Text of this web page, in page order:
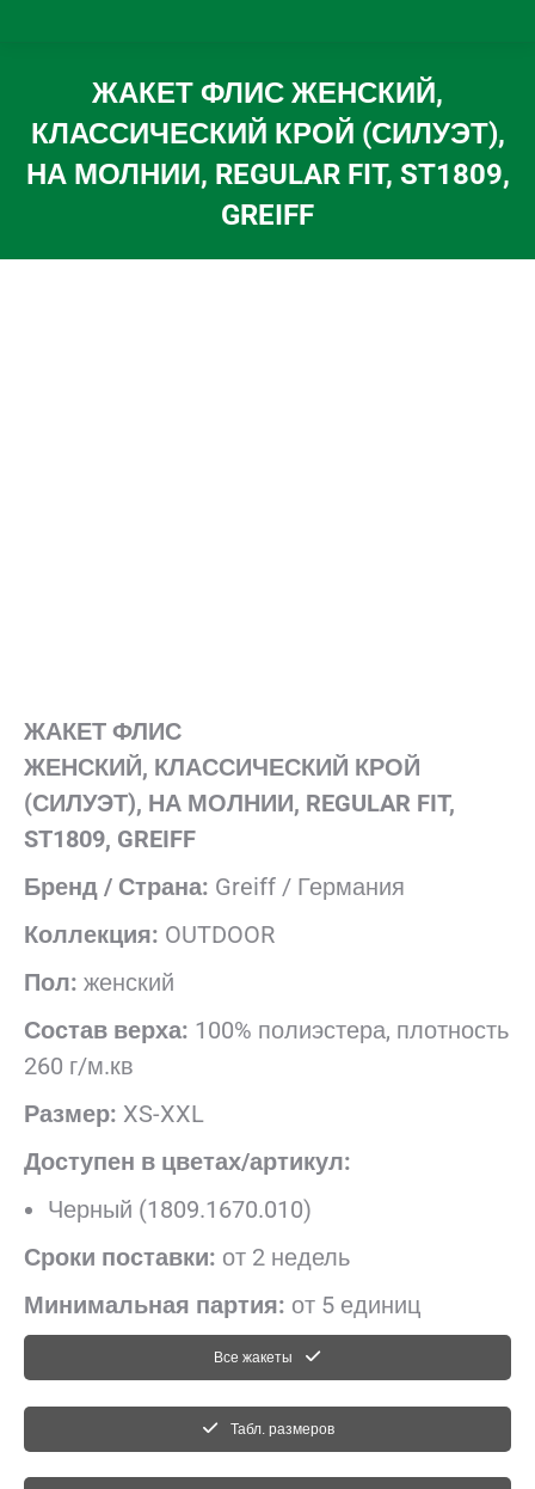
ЖАКЕТ ФЛИС ЖЕНСКИЙ,
КЛАССИЧЕСКИЙ КРОЙ (СИЛУЭТ),
НА МОЛНИИ, REGULAR FIT, ST1809,
GREIFF
Вы здесь:
ЖАКЕТ ФЛИС
ЖЕНСКИЙ, КЛАССИЧЕСКИЙ КРОЙ
(СИЛУЭТ), НА МОЛНИИ, REGULAR FIT,
ST1809, GREIFF
Бренд / Страна: Greiff / Германия
Коллекция: OUTDOOR
Пол: женский
Состав верха: 100% полиэстера, плотность
260 г/м.кв
Размер: XS-XXL
Доступен в цветах/артикул:
Черный (1809.1670.010)
Сроки поставки: от 2 недель
Минимальная партия: от 5 единиц
Все жакеты
Табл. размеров